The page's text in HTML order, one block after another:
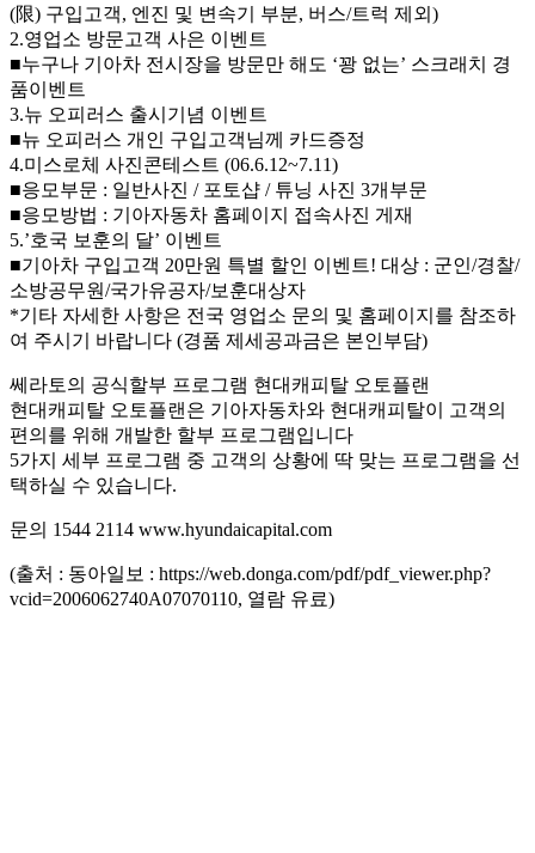
(限) 구입고객, 엔진 및 변속기 부분, 버스/트럭 제외)
2.영업소 방문고객 사은 이벤트
■누구나 기아차 전시장을 방문만 해도 ‘꽝 없는’ 스크래치 경
품이벤트
3.뉴 오피러스 출시기념 이벤트
■뉴 오피러스 개인 구입고객님께 카드증정
4.미스로체 사진콘테스트 (06.6.12~7.11)
■응모부문 : 일반사진 / 포토샵 / 튜닝 사진 3개부문
■응모방법 : 기아자동차 홈페이지 접속사진 게재
5.’호국 보훈의 달’ 이벤트
■기아차 구입고객 20만원 특별 할인 이벤트! 대상 : 군인/경찰/
소방공무원/국가유공자/보훈대상자
*기타 자세한 사항은 전국 영업소 문의 및 홈페이지를 참조하
여 주시기 바랍니다 (경품 제세공과금은 본인부담)
쎄라토의 공식할부 프로그램 현대캐피탈 오토플랜
현대캐피탈 오토플랜은 기아자동차와 현대캐피탈이 고객의
편의를 위해 개발한 할부 프로그램입니다
5가지 세부 프로그램 중 고객의 상황에 딱 맞는 프로그램을 선
택하실 수 있습니다.
문의 1544 2114 www.hyundaicapital.com
(출처 : 동아일보 : https://web.donga.com/pdf/pdf_viewer.php?
vcid=2006062740A07070110, 열람 유료)